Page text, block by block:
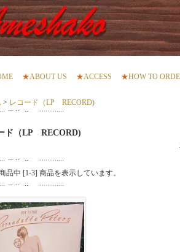
★ABOUT US ★ACCESS ★HOW TO
> レコード（LP RECORD)
ド（LP RECORD)
品中 [1-3] 商品を表示しています。